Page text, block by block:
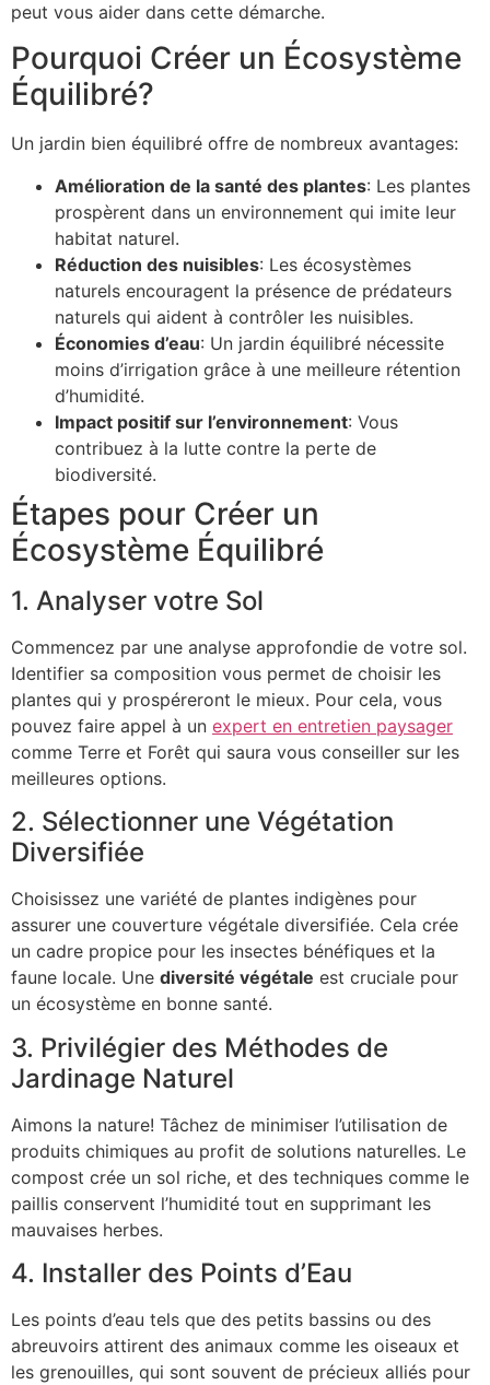
peut vous aider dans cette démarche.
Pourquoi Créer un Écosystème
Équilibré?
Un jardin bien équilibré offre de nombreux avantages:
Amélioration de la santé des plantes: Les plantes
prospèrent dans un environnement qui imite leur
habitat naturel.
Réduction des nuisibles: Les écosystèmes
naturels encouragent la présence de prédateurs
naturels qui aident à contrôler les nuisibles.
Économies d’eau: Un jardin équilibré nécessite
moins d’irrigation grâce à une meilleure rétention
d’humidité.
Impact positif sur l’environnement: Vous
contribuez à la lutte contre la perte de
biodiversité.
Étapes pour Créer un
Écosystème Équilibré
1. Analyser votre Sol
Commencez par une analyse approfondie de votre sol.
Identifier sa composition vous permet de choisir les
plantes qui y prospéreront le mieux. Pour cela, vous
pouvez faire appel à un expert en entretien paysager
comme Terre et Forêt qui saura vous conseiller sur les
meilleures options.
2. Sélectionner une Végétation
Diversifiée
Choisissez une variété de plantes indigènes pour
assurer une couverture végétale diversifiée. Cela crée
un cadre propice pour les insectes bénéfiques et la
faune locale. Une diversité végétale est cruciale pour
un écosystème en bonne santé.
3. Privilégier des Méthodes de
Jardinage Naturel
Aimons la nature! Tâchez de minimiser l’utilisation de
produits chimiques au profit de solutions naturelles. Le
compost crée un sol riche, et des techniques comme le
paillis conservent l’humidité tout en supprimant les
mauvaises herbes.
4. Installer des Points d’Eau
Les points d’eau tels que des petits bassins ou des
abreuvoirs attirent des animaux comme les oiseaux et
les grenouilles, qui sont souvent de précieux alliés pour